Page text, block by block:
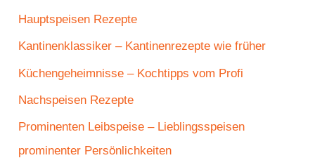
Hauptspeisen Rezepte
Kantinenklassiker – Kantinenrezepte wie früher
Küchengeheimnisse – Kochtipps vom Profi
Nachspeisen Rezepte
Prominenten Leibspeise – Lieblingsspeisen
prominenter Persönlichkeiten